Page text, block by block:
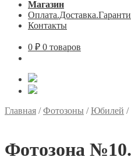
Магазин
Контакты
0 ₽ 0 товаров
Главная /Фотозоны /Юбилей /
Фотозона